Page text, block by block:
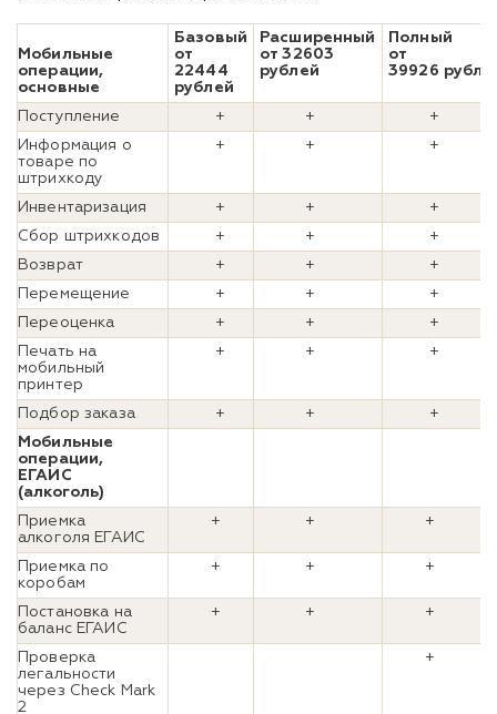
Мобильные
операции,
основные
Базовый
от
22444
рублей
Расширенный
от 32603
рублей
Полный
от
39926
Поступление + +
+
Информация о
товаре по
штрихкоду
+ + +
Инвентаризация + +
+
Сбор штрихкодов
+ +
+
Возврат
+ +
+
Перемещение
+ +
+
Переоценка
+ +
+
Печать на
мобильный
принтер
+ + +
Подбор заказа + +
+
Мобильные
операции,
ЕГАИС
(алкоголь)
Приемка
алкоголя ЕГАИС
+ + +
Приемка по
коробам
+ + +
Постановка на
баланс ЕГАИС
+ + +
Проверка
легальности
через Check Mark
2
+